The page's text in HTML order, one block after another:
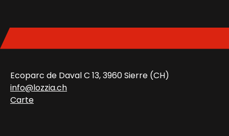
Ecoparc de Daval C 13, 3960 Sierre (CH)
info@lozzia.ch
Carte